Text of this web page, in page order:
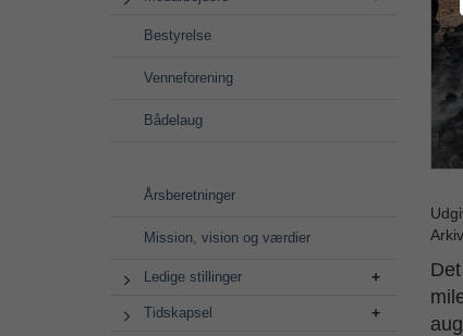
Bestyrelse
Venneforening
Bådelaug
Årsberetninger
Mission, vision og værdier
Ledige stillinger
Tidskapsel